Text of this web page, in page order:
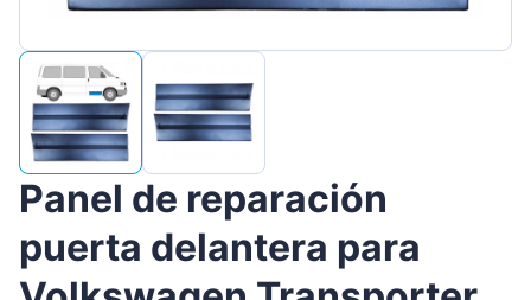
Panel de reparación
puerta delantera para